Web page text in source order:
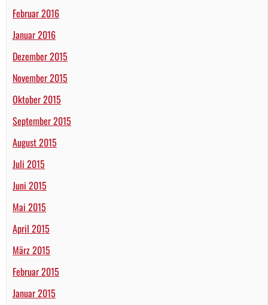
Februar 2016
Januar 2016
Dezember 2015
November 2015
Oktober 2015
September 2015
August 2015
Juli 2015
Juni 2015
Mai 2015
April 2015
März 2015
Februar 2015
Januar 2015